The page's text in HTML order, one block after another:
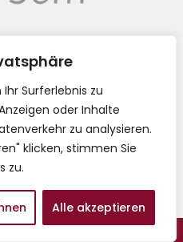
Surferlebnis zu
oder Inhalte
zu analysieren.
klicken, stimmen Sie
zu.
Alle akzeptieren